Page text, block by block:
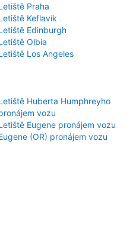
Praha
Keflavík
Edinburgh
Olbia
Los Angeles
Huberta Humphreyho
vozu
Eugene pronájem vozu
(OR) pronájem vozu